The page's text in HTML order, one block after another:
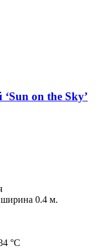
on the Sky’
0.4 м.
°C